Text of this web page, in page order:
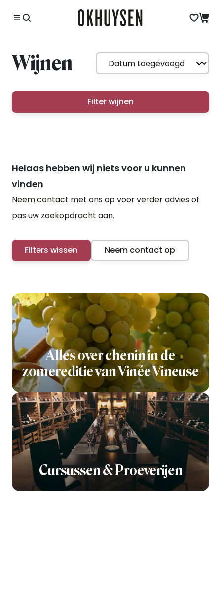
Wijnen
Filter wijnen
Helaas hebben wij niets voor u kunnen
vinden
Neem contact met ons op voor verder advies of
pas uw zoekopdracht aan.
Filters wissen Neem contact op
Alles over chenin in de
zomereditie van Vinée Vineuse
Cursussen & Proeverijen